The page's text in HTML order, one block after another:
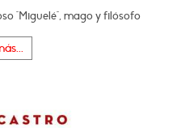
"Miguelé", mago y filósofo